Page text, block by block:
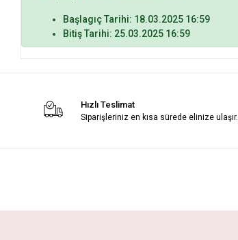
Başlagıç Tarihi: 18.03.2025 16:59
Bitiş Tarihi: 25.03.2025 16:59
Hızlı Teslimat
Siparişleriniz en kısa sürede elinize ulaşır.